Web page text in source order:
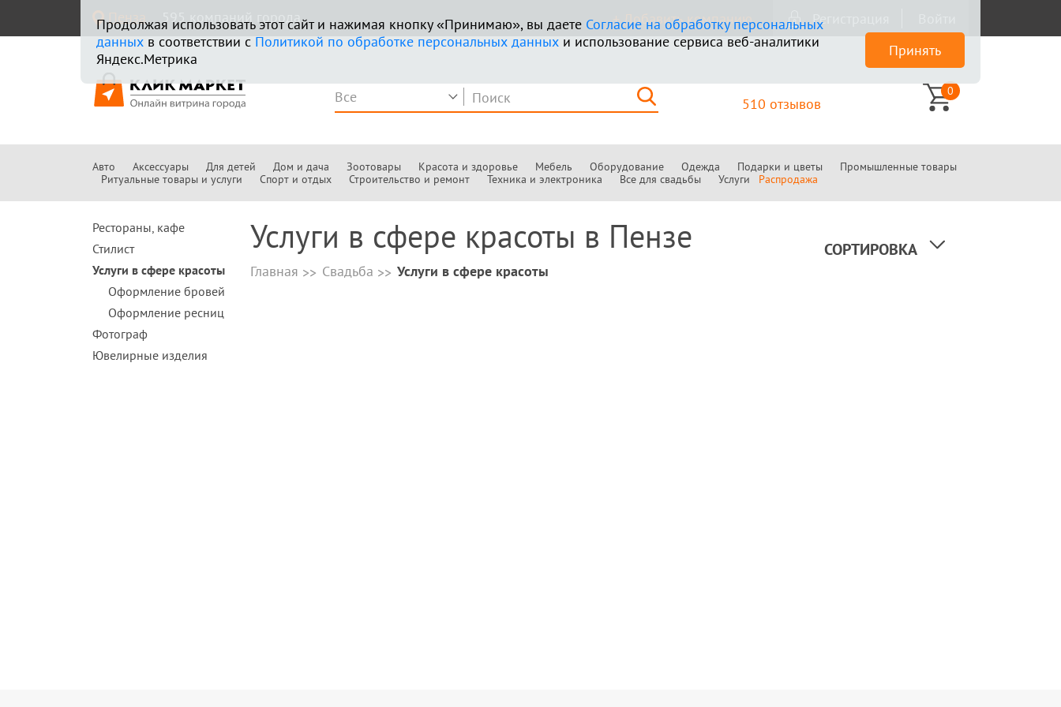
+ Добавить компанию Регистрация
510 отзывов
0
Авто Аксессуары Для детей Дом и дача Зоотовары Красота и здоровье Мебель Оборудование Одежда Подарки и цветы
Промышленные товары
Ритуальные товары и услуги
Спорт и отдых Строительство и ремонт Техника и электроника Все для свадьбы Услуги Распродажа
Продолжая использовать этот сайт и нажимая кнопку «Принимаю», вы даете Согласие на обработку персональных
данных в соответствии с Политикой по обработке персональных данных и использование сервиса веб-аналитики
Яндекс.Метрика
Принять
Рестораны, кафе
Стилист
Услуги в сфере красоты
Оформление бровей
Оформление ресниц
Фотограф
Ювелирные изделия
Услуги в сфере красоты в Пензе
Главная Свадьба Услуги в сфере красоты
СОРТИРОВКА